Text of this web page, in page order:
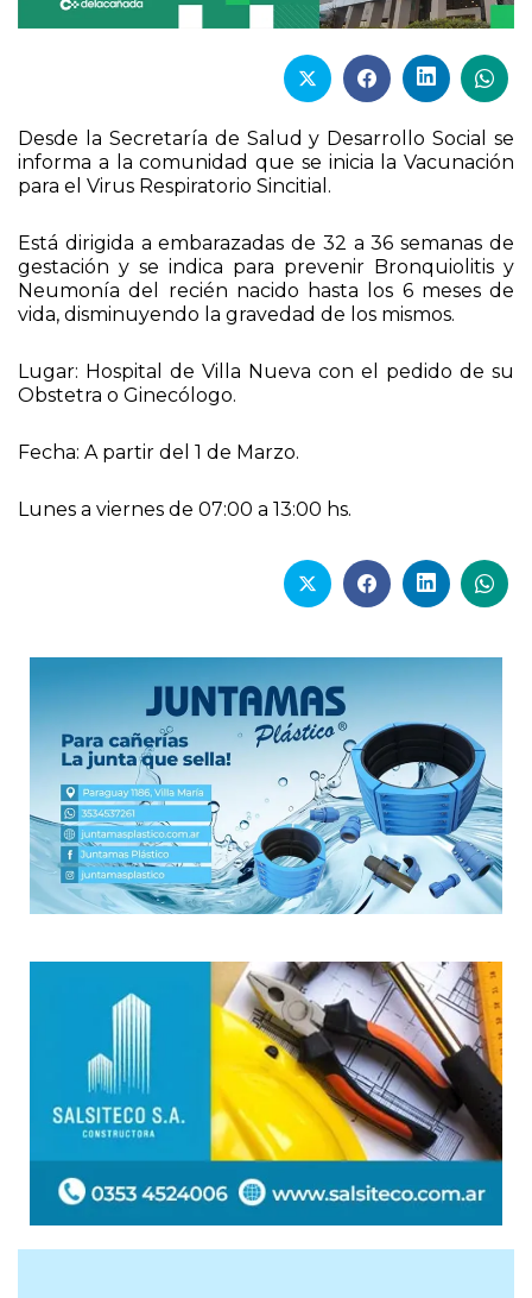
Desde la Secretaría de Salud y Desarrollo Social se
informa a la comunidad que se inicia la Vacunación
para el Virus Respiratorio Sincitial.
Está dirigida a embarazadas de 32 a 36 semanas de
gestación y se indica para prevenir Bronquiolitis y
Neumonía del recién nacido hasta los 6 meses de
vida, disminuyendo la gravedad de los mismos.
Lugar: Hospital de Villa Nueva con el pedido de su
Obstetra o Ginecólogo.
Fecha: A partir del 1 de Marzo.
Lunes a viernes de 07:00 a 13:00 hs.